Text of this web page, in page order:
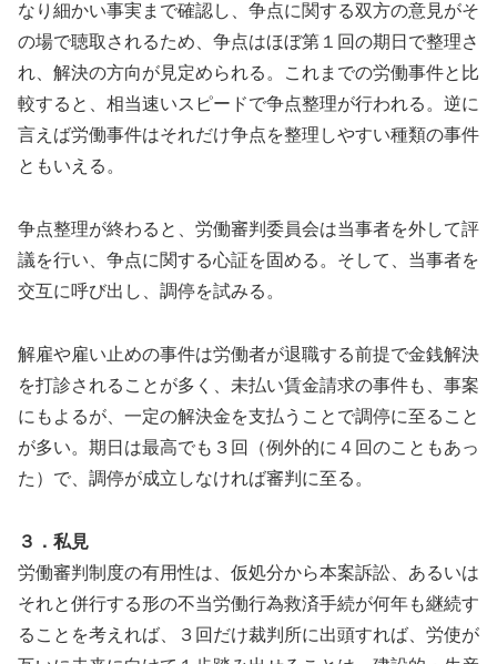
なり細かい事実まで確認し、争点に関する双方の意見がそ
の場で聴取されるため、争点はほぼ第１回の期日で整理さ
れ、解決の方向が見定められる。これまでの労働事件と比
較すると、相当速いスピードで争点整理が行われる。逆に
言えば労働事件はそれだけ争点を整理しやすい種類の事件
ともいえる。
争点整理が終わると、労働審判委員会は当事者を外して評
議を行い、争点に関する心証を固める。そして、当事者を
交互に呼び出し、調停を試みる。
解雇や雇い止めの事件は労働者が退職する前提で金銭解決
を打診されることが多く、未払い賃金請求の事件も、事案
にもよるが、一定の解決金を支払うことで調停に至ること
が多い。期日は最高でも３回（例外的に４回のこともあっ
た）で、調停が成立しなければ審判に至る。
３．私見
労働審判制度の有用性は、仮処分から本案訴訟、あるいは
それと併行する形の不当労働行為救済手続が何年も継続す
ることを考えれば、３回だけ裁判所に出頭すれば、労使が